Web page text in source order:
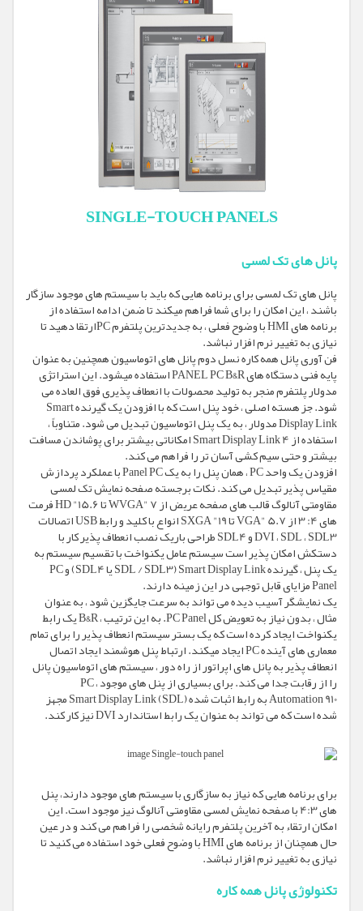
SINGLE-TOUCH PANELS
پانل های تک لمسی
پانل های تک لمسی برای برنامه هایی که باید با سیستم های موجود سازگار
باشند ، این امکان را برای شما فراهم میکند تا ضمن ادامه استفاده از
برنامه های HMI با وضوح فعلی ، به جدیدترین پلتفرم PCارتقا دهید تا
نیازی به تغییر نرم افزار نباشد.
فن آوری پانل همه کاره نسل دوم پانل های اتوماسیون همچنین به عنوان
پایه فنی دستگاه های PANEL PC B&R استفاده میشود. این استراتژی
مدولار پلتفرم منجر به تولید محصولات با انعطاف پذیری فوق العاده می
شود. جز هسته اصلی ، خود پنل است که با افزودن یک گیرنده Smart
Display Link مدولار ، به یک پنل اتوماسیون تبدیل می شود. متناوباً ،
استفاده از Smart Display Link 4 امکاناتی بیشتر برای پوشاندن مسافت
بیشتر و حتی سیم کشی آسان تر را فراهم می کند.
افزودن یک واحد PC ، همان پنل را به یک Panel PC با عملکرد پردازش
مقیاس پذیر تبدیل می کند. نکات برجسته صفحه نمایش تک لمسی
مقاومتی آنالوگ قالب های صفحه عریض از 7 "WVGA تا 15.6" HD فرمت
های 4: 3 از 5.7 "VGA تا 19" SXGA انواع با کلید و رابط USB اتصالات
DVI ، SDL ، SDL3 و SDL4 طراحی باریک نصب انعطاف پذیر کار با
دستکش امکان پذیر است سیستم عامل یکنواخت با تقسیم سیستم به
یک پنل ، گیرنده Smart Display Link (SDL / SDL3 یا SDL4) و PC
Panel مزایای قابل توجهی در این زمینه دارند.
یک نمایشگر آسیب دیده می تواند به سرعت جایگزین شود ، به عنوان
مثال ، بدون نیاز به تعویض کل PC Panel. به این ترتیب ، B&R یک رابط
یکنواخت ایجاد کرده است که یک بستر سیستم انعطاف پذیر را برای تمام
معماری های آینده PC ایجاد میکند. ارتباط پنل هوشمند ایجاد اتصال
انعطاف پذیر به پانل های اپراتور از راه دور ، سیستم های اتوماسیون پانل
را از رقابت جدا می کند. برای بسیاری از پنل های موجود ، PC
Automation 910 به رابط اثبات شده Smart Display Link (SDL) مجهز
شده است که می تواند به عنوان یک رابط استاندارد DVI نیز کار کند.
برای برنامه هایی که نیاز به سازگاری با سیستم های موجود دارند، پنل
های 4:3 با صفحه نمایش لمسی مقاومتی آنالوگ نیز موجود است. این
امکان ارتقاء به آخرین پلتفرم رایانه شخصی را فراهم می کند و در عین
حال همچنان از برنامه های HMI با وضوح فعلی خود استفاده می کنید تا
نیازی به تغییر نرم افزار نباشد.
تکنولوژی پانل همه کاره